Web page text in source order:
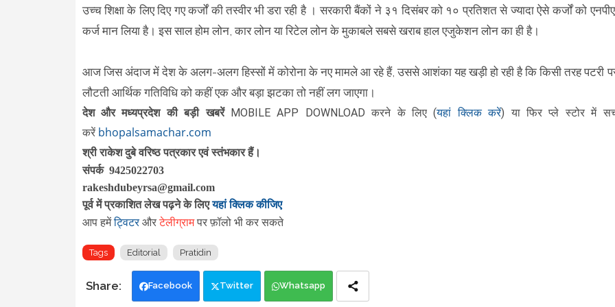
उच्च शिक्षा के लिए दिए गए कर्जों की तस्वीर भी डरा रही है । सरकारी बैंकों ने ३१ दिसंबर को १० प्रतिशत से ज्यादा ऐसे कर्जों को एनपीए,
कर्ज मान लिया है। इस साल होम लोन, कार लोन या रिटेल लोन के मुकाबले सबसे खराब हाल एजुकेशन लोन का ही है।
आज जिस अंदाज में देश के अलग-अलग हिस्सों में कोरोना के नए मामले आ रहे हैं, उससे आशंका यह खड़ी हो रही है कि किसी तरह पटरी
लौटती आर्थिक गतिविधि को कहीं एक और बड़ा झटका तो नहीं लग जाएगा।
देश और मध्यप्रदेश की बड़ी खबरें MOBILE APP DOWNLOAD करने के लिए(यहां क्लिक करें) या फिरप्ले स्टोर में
करें bhopalsamachar.com
श्री राकेश दुबे वरिष्ठ पत्रकार एवं स्तंभकार हैं।
संपर्क 9425022703
rakeshdubeyrsa@gmail.com
पूर्व में प्रकाशित लेख पढ़ने के लिएयहां क्लिक कीजिए
आप हमेंट्विटरऔरटेलीग्रामपर फ़ॉलो भी कर सकते
Tags Editorial Pratidin
Facebook Twitter Whatsapp